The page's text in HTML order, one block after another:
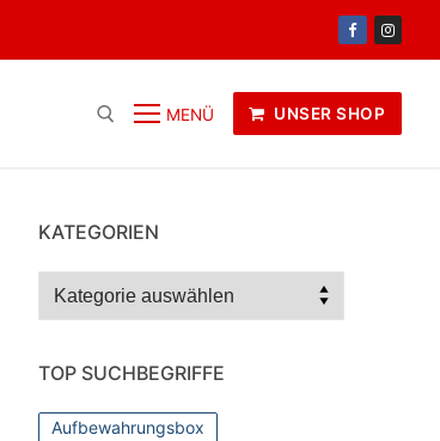
MENÜ UNSER SHOP
KATEGORIEN
Kategorien
TOP SUCHBEGRIFFE
Aufbewahrungsbox